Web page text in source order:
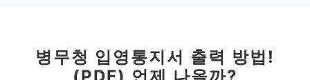
병무청 입영통지서 출력 방법!